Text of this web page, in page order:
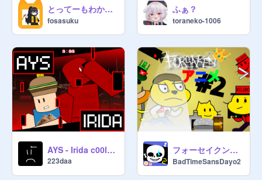
とってーもわかりやすいありがたいlms説明(！？)
fosasuku
ふぁ？
toraneko-1006
AYS - Irida c00lkidd vs 007n7
223daa
フォーセイクンアニメ#2 先輩と飯
BadTimeSansDayo2